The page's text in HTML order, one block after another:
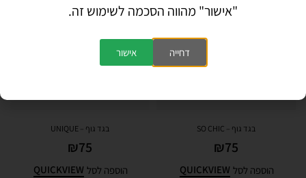
בגד גוף – SO CHIC
₪75
הוספה לסל QUICKVIEW
בגד גוף – UNIQUE
₪75
הוספה לסל QUICKVIEW
"אישור" מהווה הסכמה לשימוש זה.
דחייה אישור